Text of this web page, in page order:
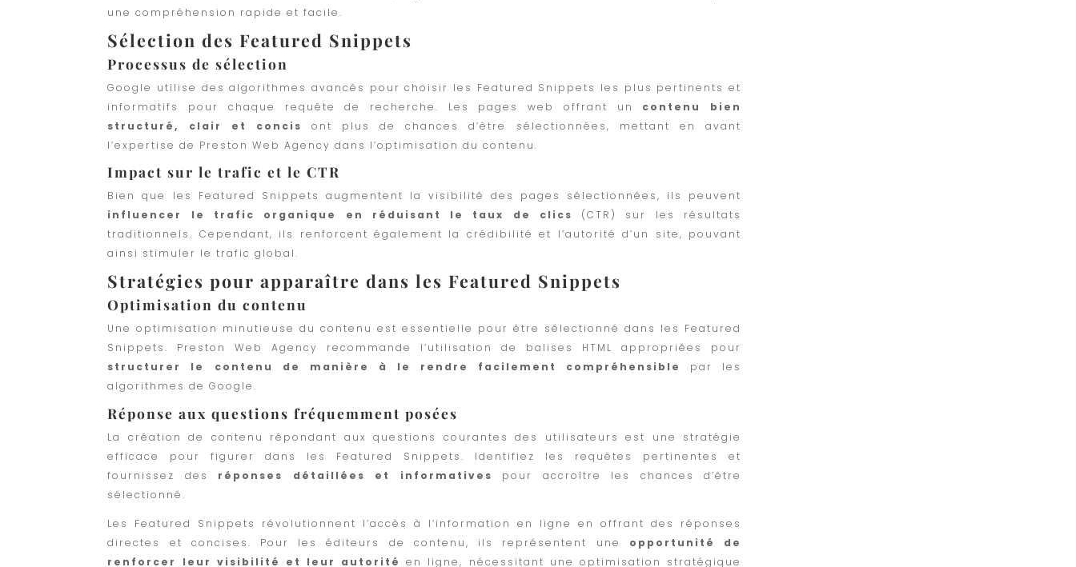
une compréhension rapide et facile.
Sélection des Featured Snippets
Processus de sélection
Google utilise des algorithmes avancés pour choisir les Featured Snippets les plus pertinents et
informatifs pour chaque requête de recherche. Les pages web offrant un contenu bien
structuré, clair et concis
ont plus de chances d’être sélectionnées, mettant en avant
l’expertise de Preston Web Agency dans l’optimisation du contenu.
Impact sur le trafic et le CTR
Bien que les Featured Snippets augmentent la visibilité des pages sélectionnées, ils peuvent
influencer le trafic organique en réduisant le taux de clics
(CTR) sur les résultats
traditionnels. Cependant, ils renforcent également la crédibilité et l’autorité d’un site, pouvant
ainsi stimuler le trafic global.
Stratégies pour apparaître dans les Featured Snippets
Optimisation du contenu
Une optimisation minutieuse du contenu est essentielle pour être sélectionné dans les Featured
Snippets. Preston Web Agency recommande l’utilisation de balises HTML appropriées pour
structurer le contenu de manière à le rendre facilement compréhensible par les
algorithmes de Google.
Réponse aux questions fréquemment posées
La création de contenu répondant aux questions courantes des utilisateurs est une stratégie
efficace pour figurer dans les Featured Snippets. Identifiez les requêtes pertinentes et
fournissez des réponses détaillées et informatives
pour accroître les chances d’être
sélectionné.
Les Featured Snippets révolutionnent l’accès à l’information en ligne en offrant des réponses
directes et concises. Pour les éditeurs de contenu, ils représentent une opportunité de
renforcer leur visibilité et leur autoritéen ligne, nécessitant une optimisation stratégique